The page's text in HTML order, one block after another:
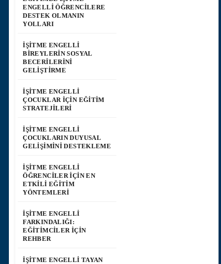
ENGELLI ÖĞRENCILERE
DESTEK OLMANIN
YOLLARI
İŞITME ENGELLI
BIREYLERIN SOSYAL
BECERILERINI
GELIŞTIRME
İŞITME ENGELLI
ÇOCUKLAR İÇIN EĞITIM
STRATEJILERI
İŞITME ENGELLI
ÇOCUKLARIN DUYUSAL
GELIŞIMINI DESTEKLEME
İŞITME ENGELLI
ÖĞRENCILER İÇIN EN
ETKILI EĞITIM
YÖNTEMLERI
İŞITME ENGELLI
FARKINDALIĞI:
EĞITIMCILER İÇIN
REHBER
İŞITME ENGELLI TAYAN